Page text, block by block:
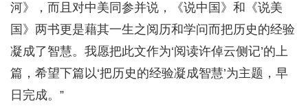
河》，而且对中美同参并说，《说中国》和《说美
国》两书更是藉其一生之阅历和学问而把历史的经验
凝成了智慧。我愿把此文作为‘阅读许倬云侧记’的上
篇，希望下篇以‘把历史的经验凝成智慧’为主题，早
日完成。”